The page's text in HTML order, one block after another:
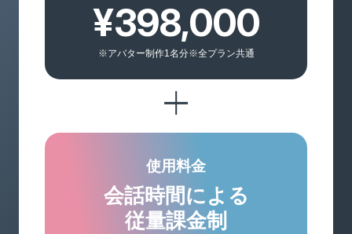
¥398,000
※アバター制作1名分※全プラン共通
使用料金
会話時間による
従量課金制